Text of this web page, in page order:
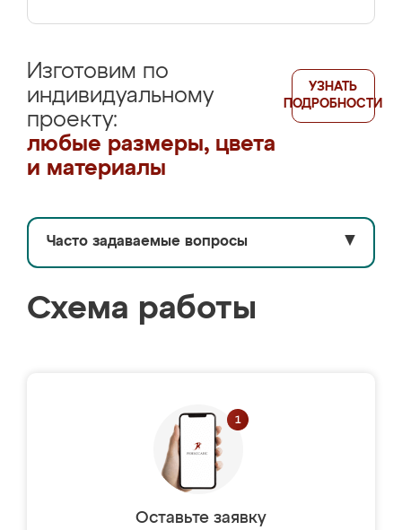
Изготовим по
индивидуальному
проекту:
любые размеры, цвета
и материалы
УЗНАТЬ
ПОДРОБНОСТИ
Часто задаваемые вопросы ▼
Схема работы
Оставьте заявку